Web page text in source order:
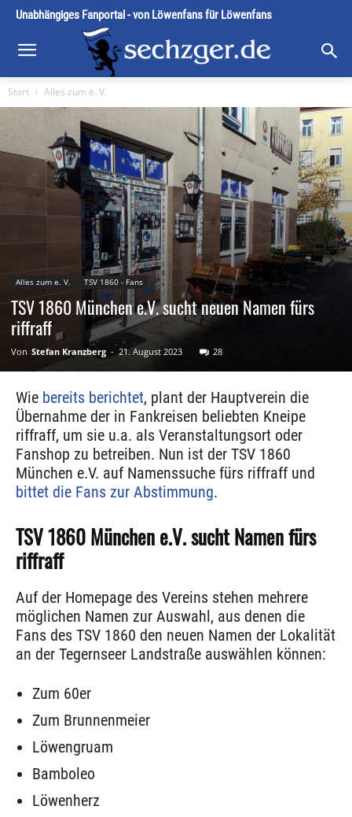
Unabhängiges Fanportal - von Löwenfans für Löwenfans
Start Alles zum e. V.
Alles zum e. V. TSV 1860 - Fans
TSV 1860 München e.V. sucht neuen Namen fürs
riffraff
Von Stefan Kranzberg - 21. August 2023 28
Wie bereits berichtet, plant der Hauptverein die
Übernahme der in Fankreisen beliebten Kneipe
riffraff, um sie u.a. als Veranstaltungsort oder
Fanshop zu betreiben. Nun ist der TSV 1860
München e.V. auf Namenssuche fürs riffraff und
bittet die Fans zur Abstimmung.
TSV 1860 München e.V. sucht Namen fürs
riffraff
Auf der Homepage des Vereins stehen mehrere
möglichen Namen zur Auswahl, aus denen die
Fans des TSV 1860 den neuen Namen der Lokalität
an der Tegernseer Landstraße auswählen können:
Zum 60er
Zum Brunnenmeier
Löwengruam
Bamboleo
Löwenherz